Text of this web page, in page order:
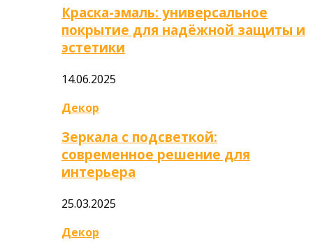
Краска-эмаль: универсальное
покрытие для надёжной защиты и
эстетики
14.06.2025
Декор
Зеркала с подсветкой:
современное решение для
интерьера
25.03.2025
Декор